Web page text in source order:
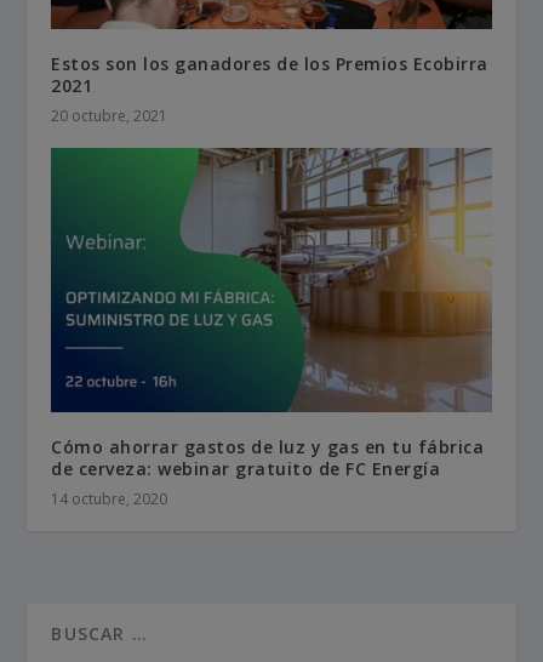
Estos son los ganadores de los Premios Ecobirra
2021
20 octubre, 2021
Cómo ahorrar gastos de luz y gas en tu fábrica
de cerveza: webinar gratuito de FC Energía
14 octubre, 2020